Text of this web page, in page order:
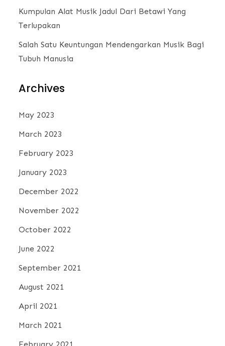
Kumpulan Alat Musik Jadul Dari Betawi Yang
Terlupakan
Salah Satu Keuntungan Mendengarkan Musik Bagi
Tubuh Manusia
Archives
May 2023
March 2023
February 2023
January 2023
December 2022
November 2022
October 2022
June 2022
September 2021
August 2021
April 2021
March 2021